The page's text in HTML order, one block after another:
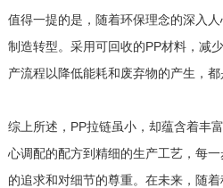
值得一提的是，随着环保理念的深入
制造转型。采用可回收的PP材料，减
产流程以降低能耗和废弃物的产生，都
综上所述，PP拉链虽小，却蕴含着丰
心调配的配方到精细的生产工艺，每
的追求和对细节的尊重。在未来，随